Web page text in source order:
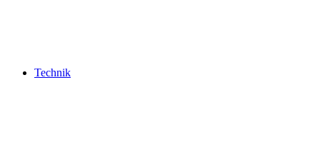
Technik